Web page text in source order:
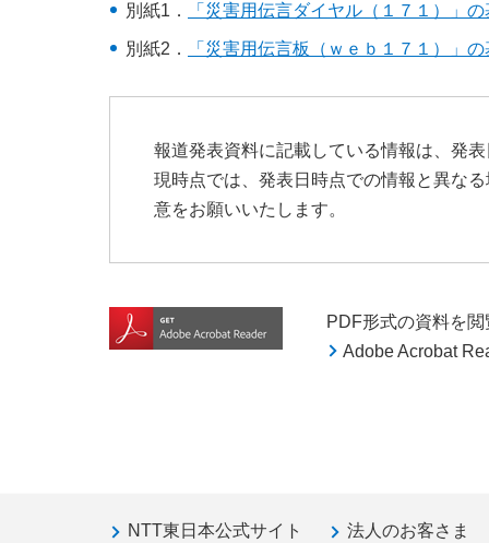
別紙1．
「災害用伝言ダイヤル（１７１）」
別紙2． 「災害用伝言板（ｗｅｂ１７１）」
報道発表資料に記載している情報は、発
現時点では、発表日時点での情報と異な
意をお願いいたします。
PDF形式の資料を
Adobe Acrobat
NTT東日本公式サイト 法人のお客さま